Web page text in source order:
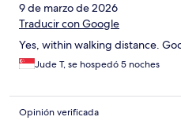
9 de marzo de 2026
Traducir con Google
Yes, within walking distance.
Jude T, se hospedó 5 noches
Opinión verificada